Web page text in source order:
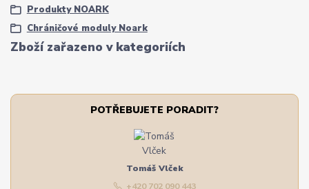
Zboží zařazeno v kategoriích
Produkty NOARK
Chráničové moduly Noark
POTŘEBUJETE PORADIT?
Tomáš Vlček
+420 702 090 443